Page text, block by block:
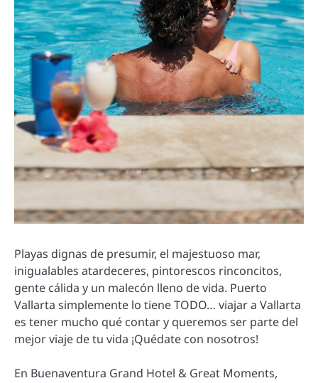
Playas dignas de presumir, el majestuoso mar,
inigualables atardeceres, pintorescos rinconcitos,
gente cálida y un malecón lleno de vida. Puerto
Vallarta simplemente lo tiene TODO… viajar a Vallarta
es tener mucho qué contar y queremos ser parte del
mejor viaje de tu vida ¡Quédate con nosotros!
En Buenaventura Grand Hotel & Great Moments,